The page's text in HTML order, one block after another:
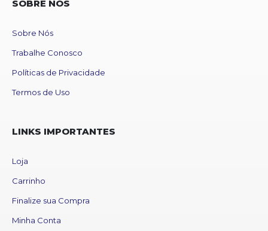
SOBRE NÓS
Sobre Nós
Trabalhe Conosco
Políticas de Privacidade
Termos de Uso
LINKS IMPORTANTES
Loja
Carrinho
Finalize sua Compra
Minha Conta